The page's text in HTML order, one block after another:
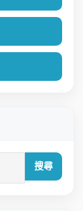
搜尋